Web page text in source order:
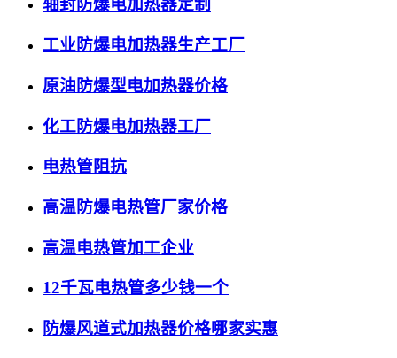
轴封防爆电加热器定制
工业防爆电加热器生产工厂
原油防爆型电加热器价格
化工防爆电加热器工厂
电热管阻抗
高温防爆电热管厂家价格
高温电热管加工企业
12千瓦电热管多少钱一个
防爆风道式加热器价格哪家实惠